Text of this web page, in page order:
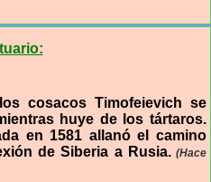
cosacos Timofeievich se
huye de los tártaros.
en 1581 allanó el camino
de Siberia a Rusia.(Hace